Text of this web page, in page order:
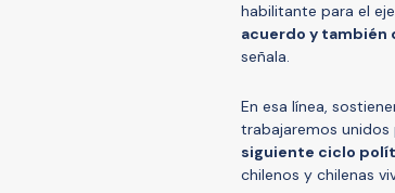
habilitante para el
acuerdo y también
señala.
En esa línea,
trabajaremos unidos
siguiente ciclo
chilenos y chilenas